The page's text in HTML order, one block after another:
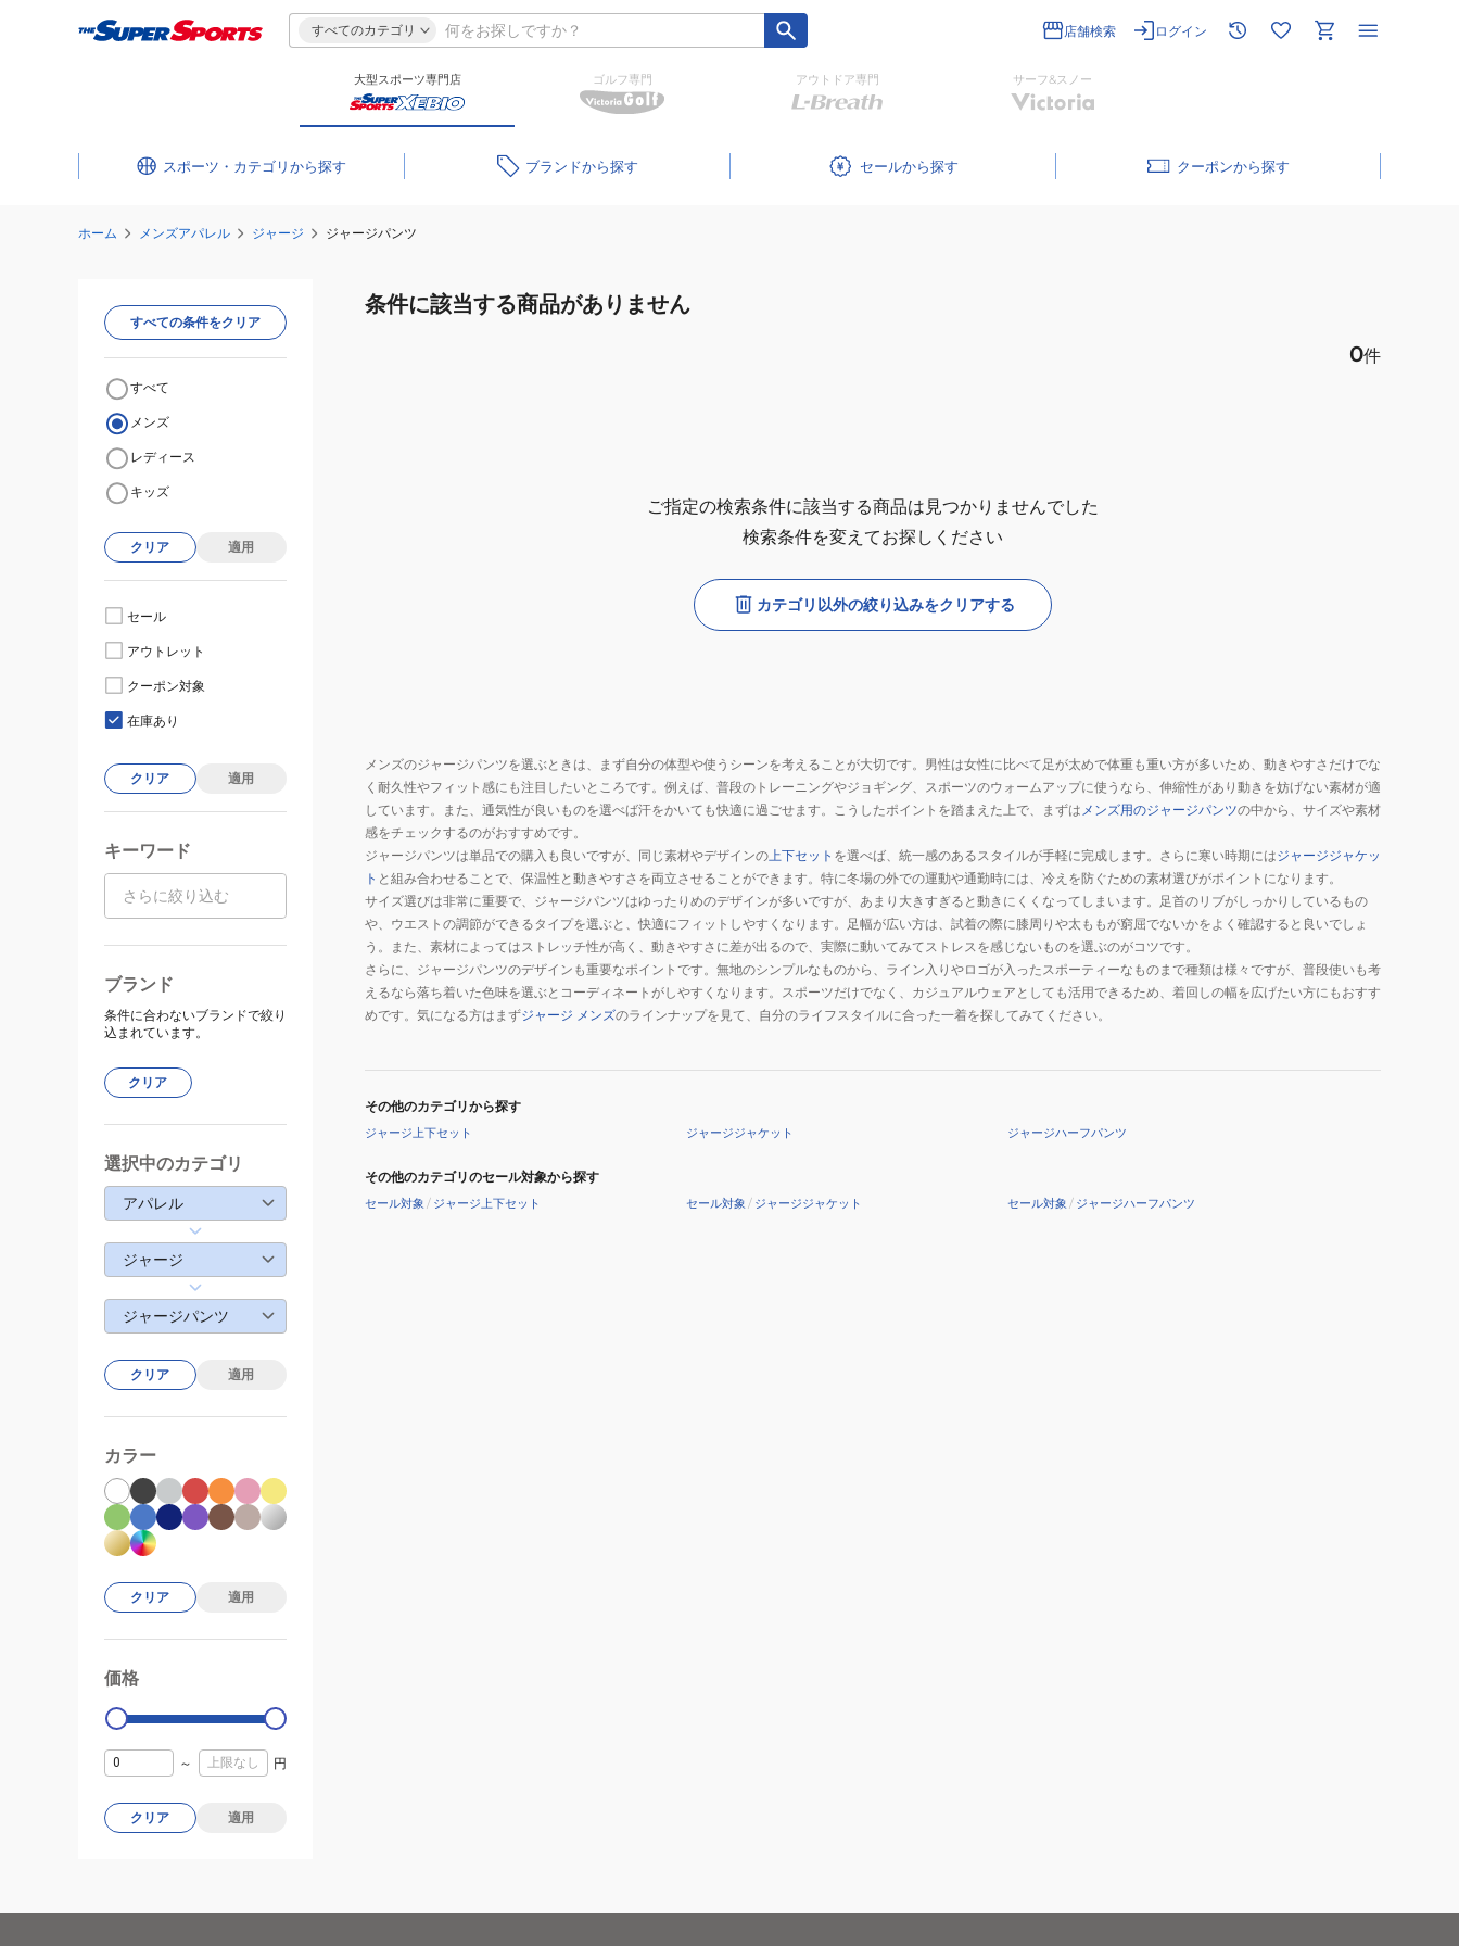
すべてのカテゴリ 店舗検索 ログイン
大型スポーツ専門店 ゴルフ専門 アウトドア専門 サーフ&スノー
スポーツ・カテゴリ ブランド セール クーポン
ホーム メンズアパレル ジャージ ジャージパンツ
条件に該当する商品がありません
0件
ご指定の検索条件に該当する商品は見つかりませんでした
検索条件を変えてお探しください
カテゴリ以外の絞り込みをクリアする
メンズのジャージパンツを選ぶときは、まず自分の体型や使うシーンを考えることが大切です。男性は女性に比べて足が太めで体重も重い方が多いため、動きやすさだけでな
く耐久性やフィット感にも注目したいところです。例えば、普段のトレーニングやジョギング、スポーツのウォームアップに使うなら、伸縮性があり動きを妨げない素材が適
しています。また、通気性が良いものを選べば汗をかいても快適に過ごせます。こうしたポイントを踏まえた上で、まずは メンズ用のジャージパンツの中から、サイズや素材
感をチェックするのがおすすめです。
ジャージパンツは単品での購入も良いですが、同じ素材やデザインの 上下セット を選べば、統一感のあるスタイルが手軽に完成します。さらに寒い時期にはジャージジャケッ
ト と組み合わせることで、保温性と動きやすさを両立させることができます。特に冬場の外での運動や通勤時には、冷えを防ぐための素材選びがポイントになります。
サイズ選びは非常に重要で、ジャージパンツはゆったりめのデザインが多いですが、あまり大きすぎると動きにくくなってしまいます。足首のリブがしっかりしているもの
や、ウエストの調節ができるタイプを選ぶと、快適にフィットしやすくなります。足幅が広い方は、試着の際に膝周りや太ももが窮屈でないかをよく確認すると良いでしょ
う。また、素材によってはストレッチ性が高く、動きやすさに差が出るので、実際に動いてみてストレスを感じないものを選ぶのがコツです。
さらに、ジャージパンツのデザインも重要なポイントです。無地のシンプルなものから、ライン入りやロゴが入ったスポーティーなものまで種類は様々ですが、普段使いも考
えるなら落ち着いた色味を選ぶとコーディネートがしやすくなります。スポーツだけでなく、カジュアルウェアとしても活用できるため、着回しの幅を広げたい方にもおすす
めです。気になる方はまずジャージ メンズのラインナップを見て、自分のライフスタイルに合った一着を探してみてください。
その他のカテゴリから探す
ジャージ上下セット ジャージジャケット ジャージハーフパンツ
その他のカテゴリのセール対象から探す
セール対象 / ジャージ上下セット セール対象 / ジャージジャケット セール対象 / ジャージハーフパンツ
すべての条件をクリア
すべて
メンズ
レディース
キッズ
クリア 適用
セール
アウトレット
クーポン対象
在庫あり
クリア 適用
キーワード
ブランド
条件に合わないブランドで絞り
込まれています。
クリア
選択中のカテゴリ
アパレル
ジャージ
ジャージパンツ
クリア 適用
カラー
クリア 適用
価格
0
～ 円
クリア 適用